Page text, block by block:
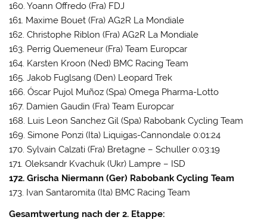
160. Yoann Offredo (Fra) FDJ
161. Maxime Bouet (Fra) AG2R La Mondiale
162. Christophe Riblon (Fra) AG2R La Mondiale
163. Perrig Quemeneur (Fra) Team Europcar
164. Karsten Kroon (Ned) BMC Racing Team
165. Jakob Fuglsang (Den) Leopard Trek
166. Óscar Pujol Muñoz (Spa) Omega Pharma-Lotto
167. Damien Gaudin (Fra) Team Europcar
168. Luis Leon Sanchez Gil (Spa) Rabobank Cycling Team
169. Simone Ponzi (Ita) Liquigas-Cannondale 0:01:24
170. Sylvain Calzati (Fra) Bretagne – Schuller 0:03:19
171. Oleksandr Kvachuk (Ukr) Lampre – ISD
172. Grischa Niermann (Ger) Rabobank Cycling Team
173. Ivan Santaromita (Ita) BMC Racing Team
Gesamtwertung nach der 2. Etappe: